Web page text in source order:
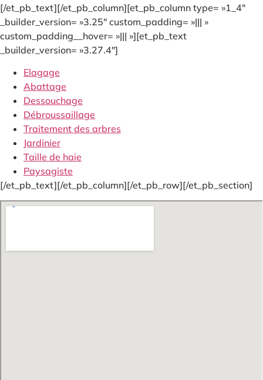
[/et_pb_text][/et_pb_column][et_pb_column type= »1_4″
_builder_version= »3.25″ custom_padding= »||| »
custom_padding__hover= »||| »][et_pb_text
_builder_version= »3.27.4″]
Elagage
Abattage
Dessouchage
Débroussaillage
Traitement des arbres
Jardinier
Taille de haie
Paysagiste
[/et_pb_text][/et_pb_column][/et_pb_row][/et_pb_section]